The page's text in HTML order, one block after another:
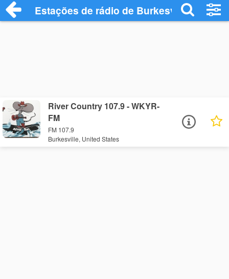
Estações de rádio de Burkesville - Ouça
River Country 107.9 - WKYR-
FM
FM 107.9
Burkesville, United States